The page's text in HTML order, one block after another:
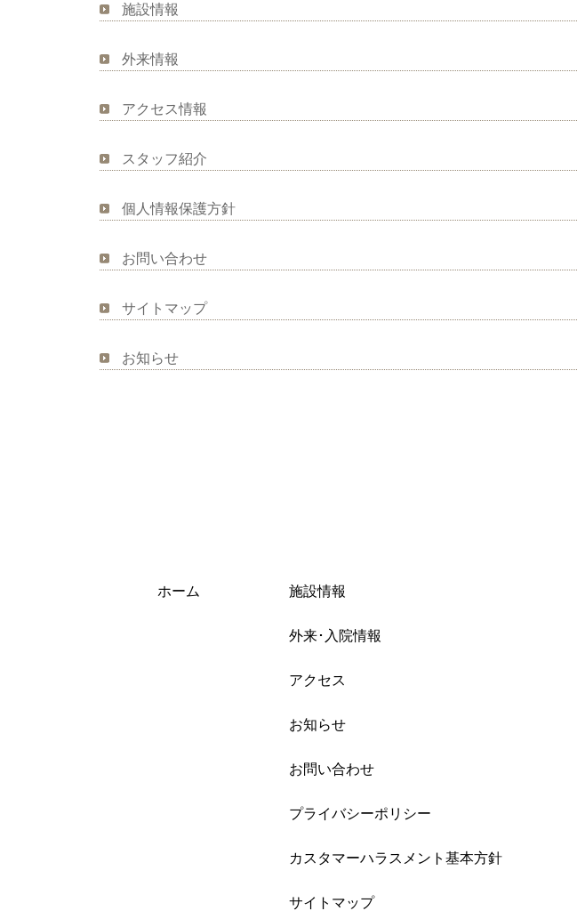
施設情報
外来情報
アクセス情報
スタッフ紹介
個人情報保護方針
お問い合わせ
サイトマップ
お知らせ
ホーム 施設情報
外来･入院情報
アクセス
お知らせ
お問い合わせ
プライバシーポリシー
カスタマーハラスメント基本方針
サイトマップ